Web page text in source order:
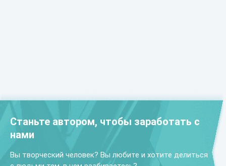
Станьте автором, чтобы заработать с
нами
Вы творческий человек? Вы любите и хотите делиться